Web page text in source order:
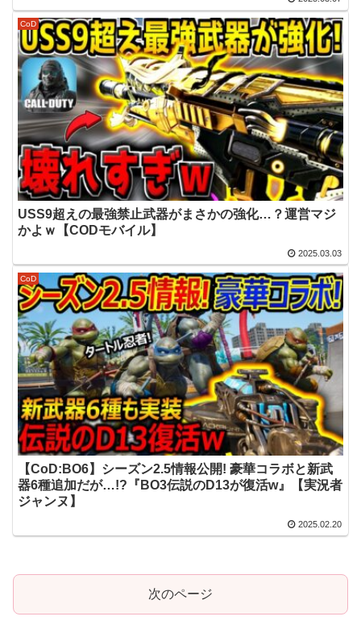
CoD
USS9超えの最強禁止武器がまさかの強化…？運営マジ
かよｗ【CODモバイル】
2025.03.03
CoD
【CoD:BO6】シーズン2.5情報公開! 豪華コラボと新武
器6種追加だが…!?『BO3伝説のD13が復活w』【実況者
ジャンヌ】
2025.02.20
次のページ